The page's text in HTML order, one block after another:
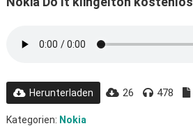
Herunterladen 26 478
Kategorien: Nokia